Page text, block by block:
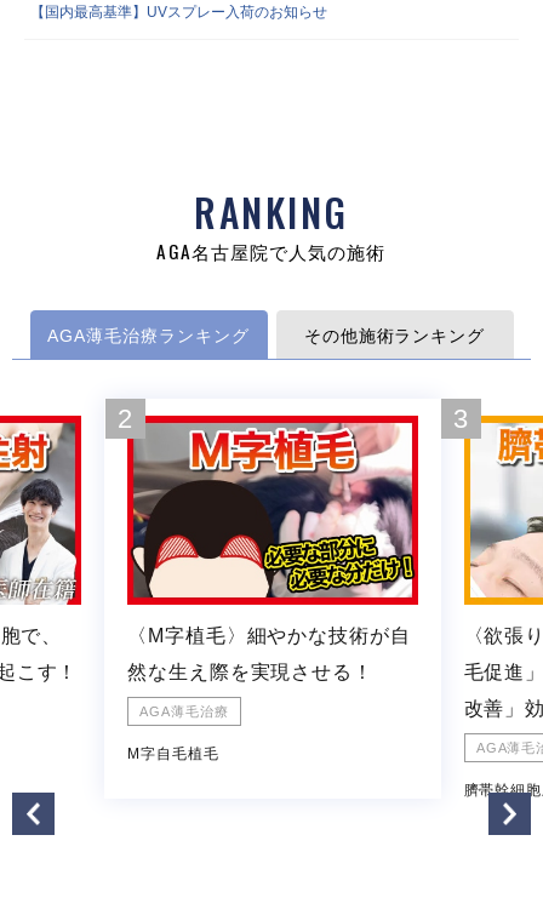
【国内最高基準】UVスプレー入荷のお知らせ
RANKING
AGA名古屋院で人気の施術
AGA薄毛治療ランキング その他施術ランキング
で、
こす！
2
〈M字植毛〉細やかな技術が自
然な生え際を実現させる！
AGA薄毛治療
M字自毛植毛
3
〈欲張
毛促進
改善」
AGA薄毛
臍帯幹細